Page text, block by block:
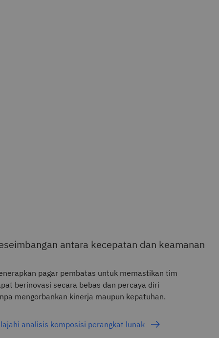
antara kecepatan dan keamanan
pagar pembatas untuk memastikan tim
berinovasi secara bebas dan percaya diri
mengorbankan kinerja maupun kepatuhan.
analisis komposisi perangkat lunak